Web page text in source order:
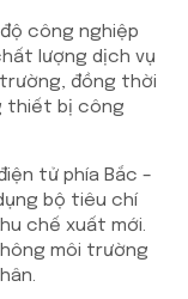
công nghiệp
lượng dịch vụ
đồng thời
thiết bị công
tử phía Bắc –
bộ tiêu chí
chế xuất mới.
môi trường